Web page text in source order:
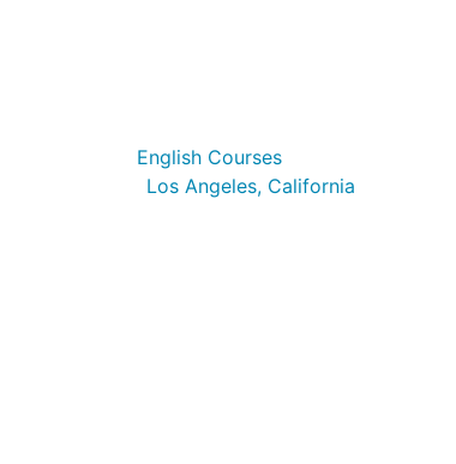
English Courses
Los Angeles, California